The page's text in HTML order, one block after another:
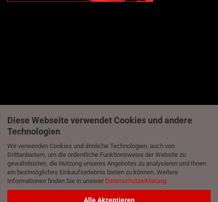
Diese Webseite verwendet Cookies und andere
Technologien
Wir verwenden Cookies und ähnliche Technologien, auch von
Drittanbietern, um die ordentliche Funktionsweise der Website zu
gewährleisten, die Nutzung unseres Angebotes zu analysieren und Ihnen
ein bestmögliches Einkaufserlebnis bieten zu können. Weitere
Informationen finden Sie in unserer Datenschutzerklärung.
Alle Akzeptieren